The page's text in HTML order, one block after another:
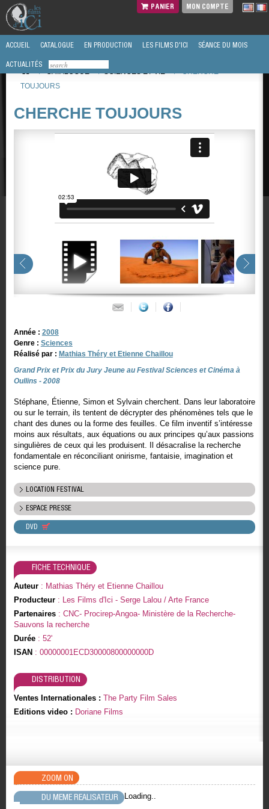
PANIER MON COMPTE
ACCUEIL CATALOGUE EN PRODUCTION LES FILMS D'ICI SÉANCE DU MOIS
ACTUALITÉS
/
CATALOGUE / SCIENCES ET VIE /
CHERCHE
TOUJOURS
CHERCHE TOUJOURS
Année : 2008
Genre : Sciences
Réalisé par : Mathias Théry et Etienne Chaillou
Grand Prix et Prix du Jury Jeune au Festival Sciences et Cinéma à
Oullins - 2008
Stéphane, Étienne, Simon et Sylvain cherchent. Dans leur laboratoire
ou sur le terrain, ils tentent de décrypter des phénomènes tels que le
chant des dunes ou la forme des feuilles. Ce film inventif s’intéresse
moins aux résultats, aux équations ou aux principes qu’aux passions
singulières de ceux qui les produisent. Il désacralise la recherche
fondamentale en réconciliant onirisme, fantaisie, imagination et
science pure.
LOCATION FESTIVAL
ESPACE PRESSE
DVD
FICHE TECHNIQUE
Auteur: Mathias Théry et Etienne Chaillou
Producteur: Les Films d'Ici - Serge Lalou / Arte France
Partenaires: CNC- Procirep-Angoa- Ministère de la Recherche-
Sauvons la recherche
Durée: 52'
ISAN : 00000001ECD30000800000000D
DISTRIBUTION
Ventes Internationales : The Party Film Sales
Editions video : Doriane Films
ZOOM ON
DU MEME REALISATEUR
Loading..